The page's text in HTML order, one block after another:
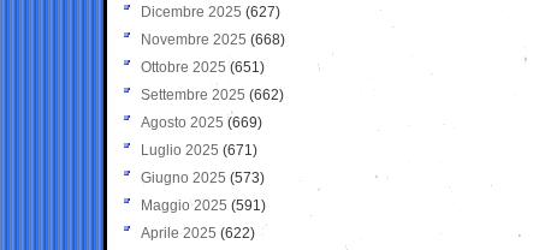
Dicembre 2025 (627)
Novembre 2025 (668)
Ottobre 2025 (651)
Settembre 2025 (662)
Agosto 2025 (669)
Luglio 2025 (671)
Giugno 2025 (573)
Maggio 2025 (591)
Aprile 2025 (622)